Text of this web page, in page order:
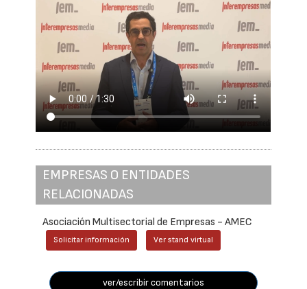
EMPRESAS O ENTIDADES
RELACIONADAS
Asociación Multisectorial de Empresas - AMEC
Solicitar información Ver stand virtual
ver/escribir comentarios